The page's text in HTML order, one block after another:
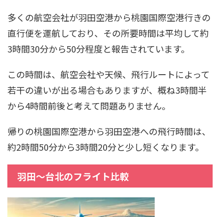
多くの航空会社が羽田空港から桃園国際空港行きの
直行便を運航しており、その所要時間は平均して約
3時間30分から50分程度と報告されています。
この時間は、航空会社や天候、飛行ルートによって
若干の違いが出る場合もありますが、概ね3時間半
から4時間前後と考えて問題ありません。
帰りの桃園国際空港から羽田空港への飛行時間は、
約2時間50分から3時間20分と少し短くなります。
羽田〜台北のフライト比較